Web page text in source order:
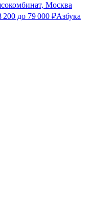
Москва
200 до 79 000 ₽Азбука